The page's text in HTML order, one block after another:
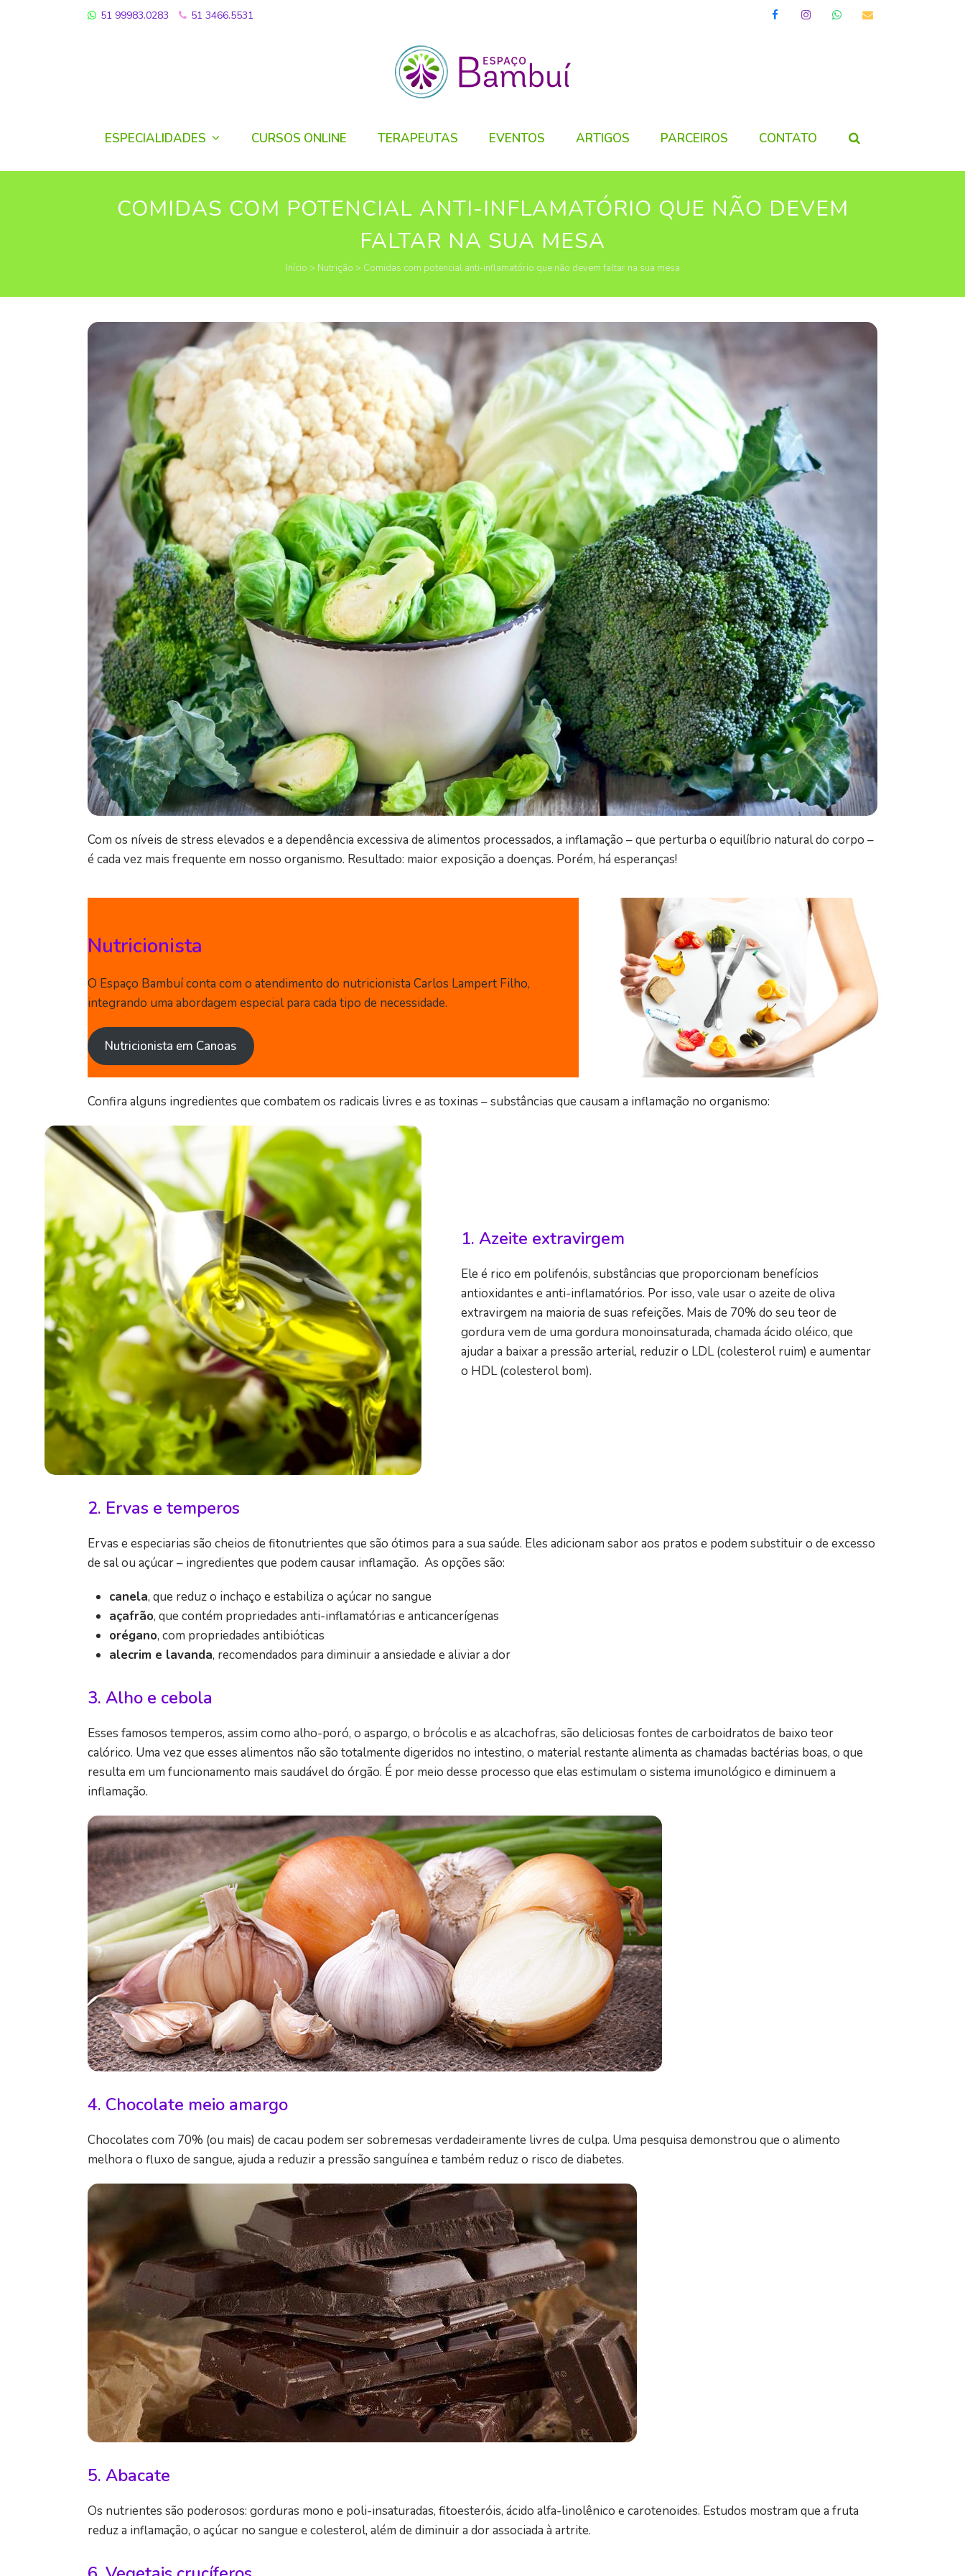
51 99983.0283 51 3466.5531 FacebookInstagramWhatsapp
Email
ESPECIALIDADES CURSOS ONLINE TERAPEUTAS EVENTOS ARTIGOS PARCEIROS CONTATO
COMIDAS COM POTENCIAL ANTI-INFLAMATÓRIO QUE NÃO DEVEM
FALTAR NA SUA MESA
Início > Nutrição > Comidas com potencial anti-inflamatório que não devem faltar na sua mesa
Com os níveis de stress elevados e a dependência excessiva de alimentos processados, a inflamação – que perturba o equilíbrio natural do corpo –
é cada vez mais frequente em nosso organismo. Resultado: maior exposição a doenças. Porém, há esperanças!
Nutricionista
O Espaço Bambuí conta com o atendimento do nutricionista Carlos Lampert Filho,
integrando uma abordagem especial para cada tipo de necessidade.
Nutricionista em Canoas
Confira alguns ingredientes que combatem os radicais livres e as toxinas – substâncias que causam a inflamação no organismo:
1. Azeite extravirgem
Ele é rico em polifenóis, substâncias que proporcionam benefícios
antioxidantes e anti-inflamatórios. Por isso, vale usar o azeite de oliva
extravirgem na maioria de suas refeições. Mais de 70% do seu teor de
gordura vem de uma gordura monoinsaturada, chamada ácido oléico, que
ajudar a baixar a pressão arterial, reduzir o LDL (colesterol ruim) e aumentar
o HDL (colesterol bom).
2. Ervas e temperos
Ervas e especiarias são cheios de fitonutrientes que são ótimos para a sua saúde. Eles adicionam sabor aos pratos e podem substituir o de excesso
de sal ou açúcar – ingredientes que podem causar inflamação. As opções são:
canela, que reduz o inchaço e estabiliza o açúcar no sangue
açafrão, que contém propriedades anti-inflamatórias e anticancerígenas
orégano, com propriedades antibióticas
alecrim e lavanda, recomendados para diminuir a ansiedade e aliviar a dor
3. Alho e cebola
Esses famosos temperos, assim como alho-poró, o aspargo, o brócolis e as alcachofras, são deliciosas fontes de carboidratos de baixo teor
calórico. Uma vez que esses alimentos não são totalmente digeridos no intestino, o material restante alimenta as chamadas bactérias boas, o que
resulta em um funcionamento mais saudável do órgão. É por meio desse processo que elas estimulam o sistema imunológico e diminuem a
inflamação.
4. Chocolate meio amargo
Chocolates com 70% (ou mais) de cacau podem ser sobremesas verdadeiramente livres de culpa. Uma pesquisa demonstrou que o alimento
melhora o fluxo de sangue, ajuda a reduzir a pressão sanguínea e também reduz o risco de diabetes.
5. Abacate
Os nutrientes são poderosos: gorduras mono e poli-insaturadas, fitoesteróis, ácido alfa-linolênico e carotenoides. Estudos mostram que a fruta
reduz a inflamação, o açúcar no sangue e colesterol, além de diminuir a dor associada à artrite.